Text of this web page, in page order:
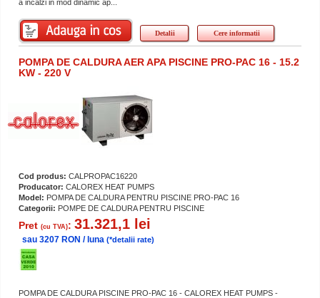
a incalzi in mod dinamic ap...
Detalii Cere informatii
POMPA DE CALDURA AER APA PISCINE PRO-PAC 16 - 15.2
KW - 220 V
Cod produs: CALPROPAC16220
Producator: CALOREX HEAT PUMPS
Model: POMPA DE CALDURA PENTRU PISCINE PRO-PAC 16
Categorii: POMPE DE CALDURA PENTRU PISCINE
Pret (cu TVA): 31.321,1 lei
sau 3207 RON / luna (*detalii rate)
POMPA DE CALDURA PISCINE PRO-PAC 16 - CALOREX HEAT PUMPS -